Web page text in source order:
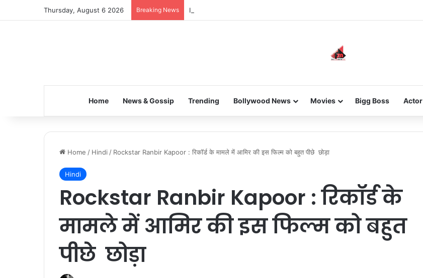
Thursday, August 6 2026 Breaking News Inspiring the new-gen with her journey in fashion, meet Jaya Thakur.
Home News & Gossip Trending Bollywood News Movies Bigg Boss Actor
Home / Hindi / Rockstar Ranbir Kapoor : रिकॉर्ड के मामले में आमिर की इस फिल्म को बहुत पीछे छोड़ा
Hindi
Rockstar Ranbir Kapoor : रिकॉर्ड के
मामले में आमिर की इस फिल्म को बहुत
पीछे छोड़ा